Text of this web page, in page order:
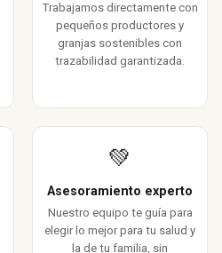
Trabajamos directamente con
pequeños productores y
granjas sostenibles con
trazabilidad garantizada.
💚
Asesoramiento experto
Nuestro equipo te guía para
elegir lo mejor para tu salud y
la de tu familia, sin